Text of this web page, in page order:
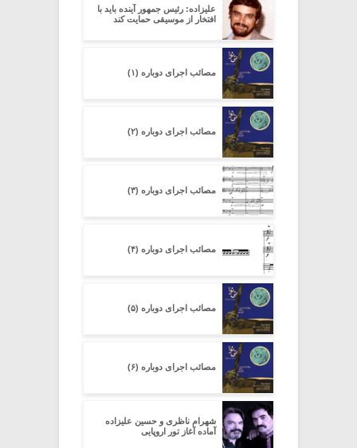
علیزاده: رئیس جمهور آینده باید با
افتخار از موسیقی حمایت کند
مصائب اجرای دوباره (۱)
مصائب اجرای دوباره (۲)
مصائب اجرای دوباره (۳)
مصائب اجرای دوباره (۴)
مصائب اجرای دوباره (۵)
مصائب اجرای دوباره (۶)
شهرام ناظری و حسین علیزاده
آماده آغاز تور اروپایی